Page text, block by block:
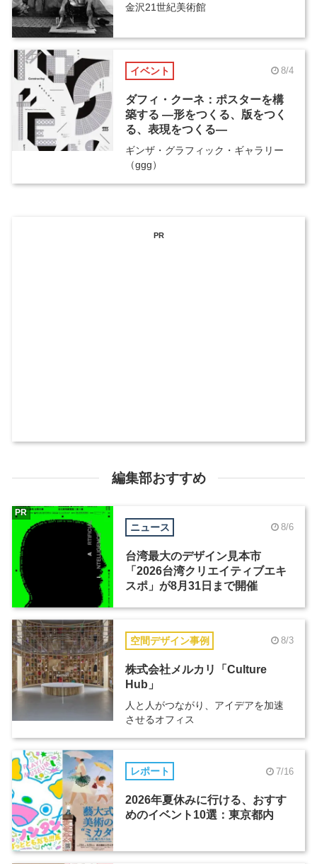
金沢21世紀美術館
イベント 8/4
ダフィ・クーネ：ポスターを構
築する ―形をつくる、版をつく
る、表現をつくる―
ギンザ・グラフィック・ギャラリー
（ggg）
PR
編集部おすすめ
ニュース 8/6
台湾最大のデザイン見本市
「2026台湾クリエイティブエキ
スポ」が8月31日まで開催
PR
空間デザイン事例 8/3
株式会社メルカリ「Culture
Hub」
人と人がつながり、アイデアを加速
させるオフィス
レポート 7/16
2026年夏休みに行ける、おすす
めのイベント10選：東京都内